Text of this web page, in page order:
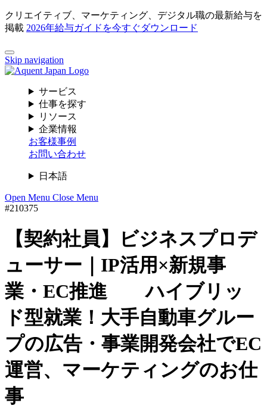
クリエイティブ、マーケティング、デジタル職の最新給与を
掲載 2026年給与ガイドを今すぐダウンロード
Skip navigation
サービス
仕事を探す
リソース
企業情報
お客様事例
お問い合わせ
日本語
Open Menu Close Menu
#210375
【契約社員】ビジネスプロデ
ューサー｜IP活用×新規事
業・EC推進 ハイブリッ
ド型就業！大手自動車グルー
プの広告・事業開発会社でEC
運営、マーケティングのお仕
事